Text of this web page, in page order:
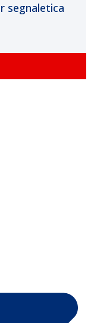
segnaletica